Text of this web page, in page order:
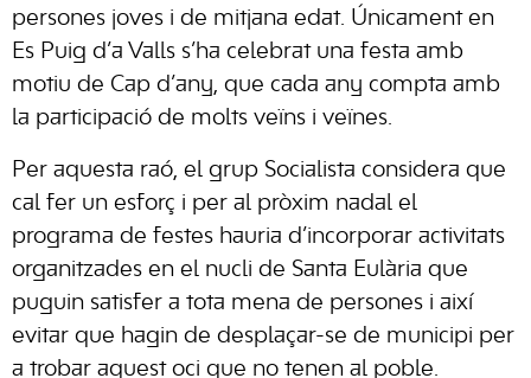
persones joves i de mitjana edat. Únicament en
Es Puig d’a Valls s’ha celebrat una festa amb
motiu de Cap d’any, que cada any compta amb
la participació de molts veïns i veïnes.
Per aquesta raó, el grup Socialista considera que
cal fer un esforç i per al pròxim nadal el
programa de festes hauria d’incorporar activitats
organitzades en el nucli de Santa Eulària que
puguin satisfer a tota mena de persones i així
evitar que hagin de desplaçar-se de municipi per
a trobar aquest oci que no tenen al poble.